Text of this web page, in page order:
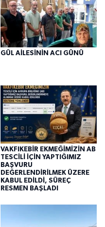
GÜL AİLESİNİN ACI GÜNÜ
VAKFIKEBİR EKMEĞİMİZİN AB
TESCİLİ İÇİN YAPTIĞIMIZ
BAŞVURU
DEĞERLENDİRİLMEK ÜZERE
KABUL EDİLDİ, SÜREÇ
RESMEN BAŞLADI